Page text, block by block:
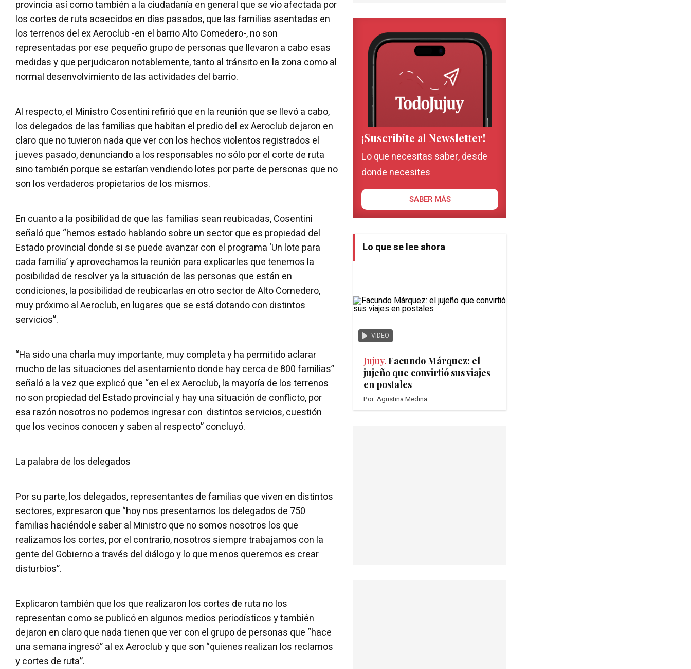
provincia así como también a la ciudadanía en general que se vio afectada por
los cortes de ruta acaecidos en días pasados, que las familias asentadas en
los terrenos del ex Aeroclub -en el barrio Alto Comedero-, no son
representadas por ese pequeño grupo de personas que llevaron a cabo esas
medidas y que perjudicaron notablemente, tanto al tránsito en la zona como al
normal desenvolvimiento de las actividades del barrio.
Al respecto, el Ministro Cosentini refirió que en la reunión que se llevó a cabo,
los delegados de las familias que habitan el predio del ex Aeroclub dejaron en
claro que no tuvieron nada que ver con los hechos violentos registrados el
jueves pasado, denunciando a los responsables no sólo por el corte de ruta
sino también porque se estarían vendiendo lotes por parte de personas que no
son los verdaderos propietarios de los mismos.
En cuanto a la posibilidad de que las familias sean reubicadas, Cosentini
señaló que “hemos estado hablando sobre un sector que es propiedad del
Estado provincial donde si se puede avanzar con el programa ‘Un lote para
cada familia’ y aprovechamos la reunión para explicarles que tenemos la
posibilidad de resolver ya la situación de las personas que están en
condiciones, la posibilidad de reubicarlas en otro sector de Alto Comedero,
muy próximo al Aeroclub, en lugares que se está dotando con distintos
servicios”.
“Ha sido una charla muy importante, muy completa y ha permitido aclarar
mucho de las situaciones del asentamiento donde hay cerca de 800 familias”
señaló a la vez que explicó que “en el ex Aeroclub, la mayoría de los terrenos
no son propiedad del Estado provincial y hay una situación de conflicto, por
esa razón nosotros no podemos ingresar con distintos servicios, cuestión
que los vecinos conocen y saben al respecto” concluyó.
La palabra de los delegados
Por su parte, los delegados, representantes de familias que viven en distintos
sectores, expresaron que “hoy nos presentamos los delegados de 750
familias haciéndole saber al Ministro que no somos nosotros los que
realizamos los cortes, por el contrario, nosotros siempre trabajamos con la
gente del Gobierno a través del diálogo y lo que menos queremos es crear
disturbios”.
Explicaron también que los que realizaron los cortes de ruta no los
representan como se publicó en algunos medios periodísticos y también
dejaron en claro que nada tienen que ver con el grupo de personas que “hace
una semana ingresó” al ex Aeroclub y que son “quienes realizan los reclamos
y cortes de ruta”.
¡Suscribite al Newsletter!
Lo que necesitas saber, desde
donde necesites
SABER MÁS
Lo que se lee ahora
VIDEO
Jujuy. Facundo Márquez: el
jujeño que convirtió sus viajes
en postales
Por Agustina Medina